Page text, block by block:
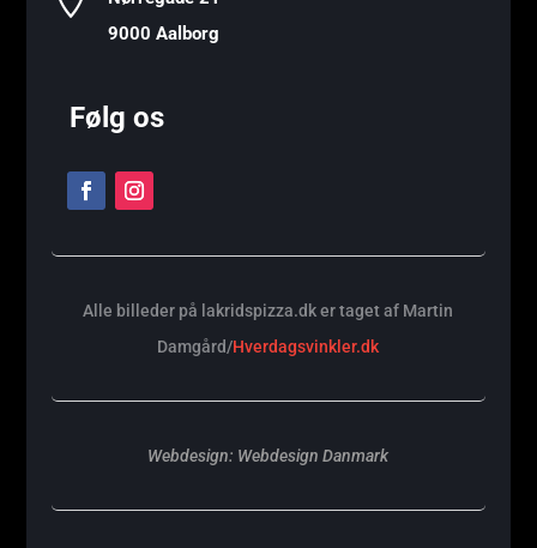
9000 Aalborg
Følg os
Alle billeder på lakridspizza.dk er taget af Martin
Damgård/Hverdagsvinkler.dk
Webdesign: Webdesign Danmark